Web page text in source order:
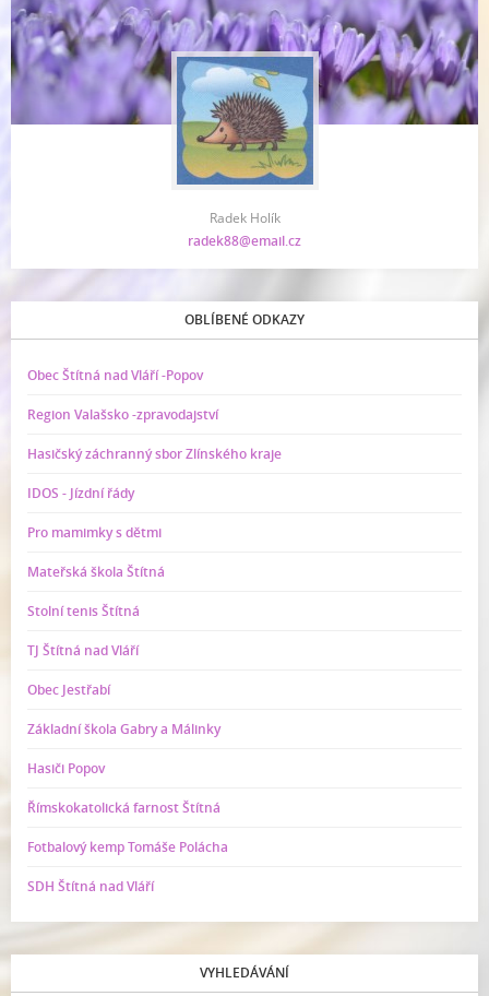
Radek Holík
radek88@email.cz
OBLÍBENÉ ODKAZY
Obec Štítná nad Vláří -Popov
Region Valašsko -zpravodajství
Hasičský záchranný sbor Zlínského kraje
IDOS - Jízdní řády
Pro mamimky s dětmi
Mateřská škola Štítná
Stolní tenis Štítná
TJ Štítná nad Vláří
Obec Jestřabí
Základní škola Gabry a Málinky
Hasiči Popov
Římskokatolická farnost Štítná
Fotbalový kemp Tomáše Polácha
SDH Štítná nad Vláří
VYHLEDÁVÁNÍ